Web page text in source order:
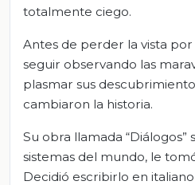
totalmente ciego.
Antes de perder la vista
seguir observando las
plasmar sus
cambiaron la historia.
Su obra llamada
sistemas del mundo, le
Decidió escribirlo en